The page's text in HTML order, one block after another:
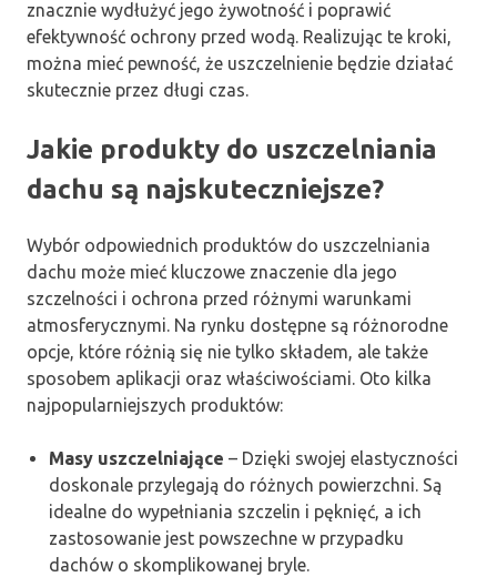
znacznie wydłużyć jego żywotność i poprawić
efektywność ochrony przed wodą. Realizując te kroki,
można mieć pewność, że uszczelnienie będzie działać
skutecznie przez długi czas.
Jakie produkty do uszczelniania
dachu są najskuteczniejsze?
Wybór odpowiednich produktów do uszczelniania
dachu może mieć kluczowe znaczenie dla jego
szczelności i ochrona przed różnymi warunkami
atmosferycznymi. Na rynku dostępne są różnorodne
opcje, które różnią się nie tylko składem, ale także
sposobem aplikacji oraz właściwościami. Oto kilka
najpopularniejszych produktów:
Masy uszczelniające – Dzięki swojej elastyczności
doskonale przylegają do różnych powierzchni. Są
idealne do wypełniania szczelin i pęknięć, a ich
zastosowanie jest powszechne w przypadku
dachów o skomplikowanej bryle.